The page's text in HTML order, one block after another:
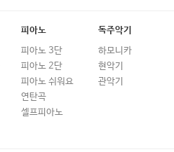
피아노
피아노 3단
피아노 2단
피아노 쉬워요
연탄곡
셀프피아노
독주악기
하모니카
현악기
관악기